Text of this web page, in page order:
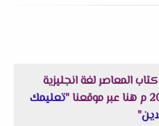
من كتاب المعاصر لغة انجليزية
تعليمك
"